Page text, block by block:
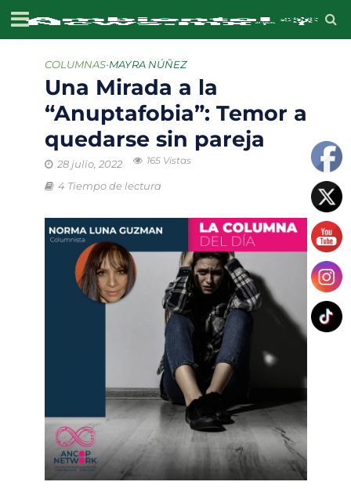
COLUMNAS•MAYRA NÚÑEZ
Una Mirada a la
“Anuptafobia”: Temor a
quedarse sin pareja
28 julio, 2022 165 Vistas
4 Tiempo de lectura